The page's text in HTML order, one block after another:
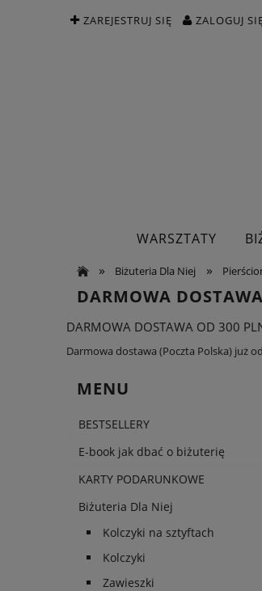
ZAREJESTRUJ SIĘ ZALOGUJ
WARSZTATY
» Biżuteria Dla Niej »
DARMOWA DOSTAWA
DARMOWA DOSTAWA OD 300
Darmowa dostawa (Poczta Polska) już od
MENU
BESTSELLERY
E-book jak dbać o biżuterię
KARTY PODARUNKOWE
Biżuteria Dla Niej
Kolczyki na sztyftach
Kolczyki
Zawieszki